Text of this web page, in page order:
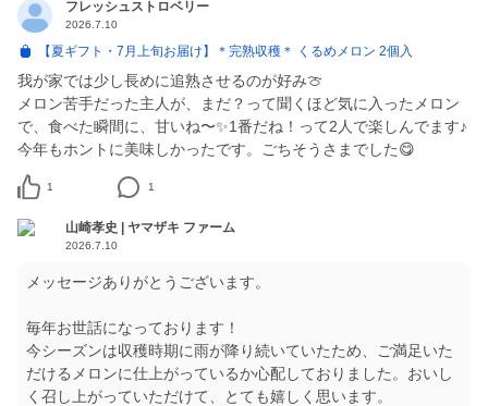
フレッシュストロベリー
2026.7.10
【夏ギフト・7月上旬お届け】＊完熟収穫＊ くるめメロン 2個入
我が家では少し長めに追熟させるのが好み🍈
メロン苦手だった主人が、まだ？って聞くほど気に入ったメロン
で、食べた瞬間に、甘いね〜✨1番だね！って2人で楽しんでます♪
今年もホントに美味しかったです。ごちそうさまでした😋
1 1
山崎孝史 | ヤマザキ ファーム
2026.7.10
メッセージありがとうございます。
毎年お世話になっております！
今シーズンは収穫時期に雨が降り続いていたため、ご満足いた
だけるメロンに仕上がっているか心配しておりました。おいし
く召し上がっていただけて、とても嬉しく思います。